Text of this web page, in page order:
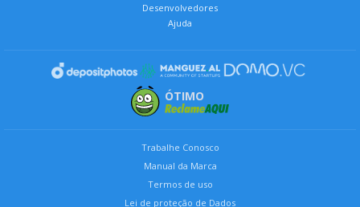
Desenvolvedores
Ajuda
ÓTIMO
Trabalhe Conosco
Manual da Marca
Termos de uso
Lei de proteção de Dados